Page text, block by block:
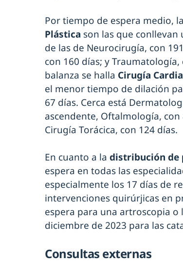
Por tiempo de espera medio,
Plástica son las que conllevan
de las de Neurocirugía, con
con 160 días; y
balanza se halla Cirugía
el menor tiempo de dilación
67 días. Cerca está
ascendente, Oftalmología,
Cirugía Torácica, con 124 días.
En cuanto a la distribución de
espera en todas las
especialmente los 17 días de
intervenciones quirúrjicas en
espera para una artroscopia o
diciembre de 2023 para las
Consultas externas